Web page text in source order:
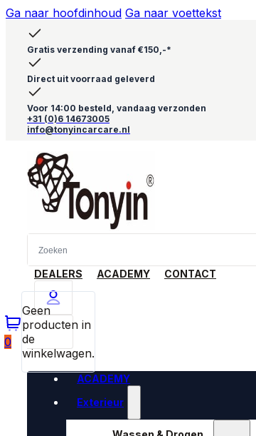
Ga naar hoofdinhoud Ga naar voettekst
Gratis verzending vanaf €150,-*
Direct uit voorraad geleverd
Voor 14:00 besteld, vandaag verzonden
+31 (0)6 14673005
info@tonyincarcare.nl
DEALERS ACADEMY CONTACT
0
Geen
producten in
de
winkelwagen.
ACADEMY
Exterieur